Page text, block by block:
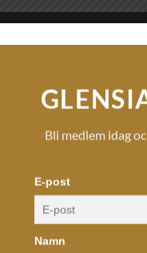
Bli medlem idag
E-post
Namn